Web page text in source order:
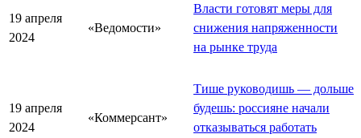
19 апреля
2024
«Ведомости»
Власти готовят меры для
снижения напряженности
на рынке труда
19 апреля
2024
«Коммерсант»
Тише руководишь — дольше
будешь: россияне начали
отказываться работать